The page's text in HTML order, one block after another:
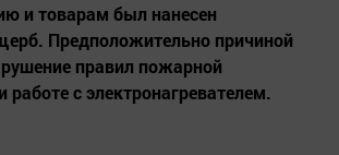
и товарам был нанесен
Предположительно причиной
правил пожарной
работе с электронагревателем.